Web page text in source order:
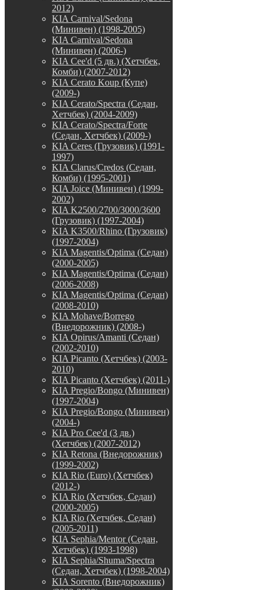
2012)
KIA Carnival/Sedona
(Минивен) (1998-2005)
KIA Carnival/Sedona
(Минивен) (2006-)
KIA Cee'd (5 дв.) (Хетчбек,
Комби) (2007-2012)
KIA Cerato Koup (Купе)
(2009-)
KIA Cerato/Spectra (Седан,
Хетчбек) (2004-2009)
KIA Cerato/Spectra/Forte
(Седан, Хетчбек) (2009-)
KIA Ceres (Грузовик) (1991-
1997)
KIA Clarus/Credos (Седан,
Комби) (1995-2001)
KIA Joice (Минивен) (1999-
2002)
KIA K2500/2700/3000/3600
(Грузовик) (1997-2004)
KIA K3500/Rhino (Грузовик)
(1997-2004)
KIA Magentis/Optima (Седан)
(2000-2005)
KIA Magentis/Optima (Седан)
(2006-2008)
KIA Magentis/Optima (Седан)
(2008-2010)
KIA Mohave/Borrego
(Внедорожник) (2008-)
KIA Opirus/Amanti (Седан)
(2002-2010)
KIA Picanto (Хетчбек) (2003-
2010)
KIA Picanto (Хетчбек) (2011-)
KIA Pregio/Bongo (Минивен)
(1997-2004)
KIA Pregio/Bongo (Минивен)
(2004-)
KIA Pro Cee'd (3 дв.)
(Хетчбек) (2007-2012)
KIA Retona (Внедорожник)
(1999-2002)
KIA Rio (Euro) (Хетчбек)
(2012-)
KIA Rio (Хетчбек, Седан)
(2000-2005)
KIA Rio (Хетчбек, Седан)
(2005-2011)
KIA Sephia/Mentor (Седан,
Хетчбек) (1993-1998)
KIA Sephia/Shuma/Spectra
(Седан, Хетчбек) (1998-2004)
KIA Sorento (Внедорожник)